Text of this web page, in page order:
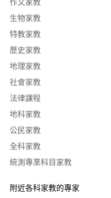
作文家教
生物家教
特教家教
歷史家教
地理家教
社會家教
法律課程
地科家教
公民家教
全科家教
統測專業科目家教
附近各科家教的專家